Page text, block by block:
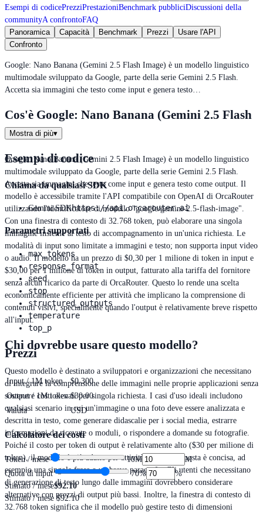
Esempi di codicePrezziPrestazioniBenchmark pubbliciDiscussioni della
communityA confrontoFAQ
Panoramica
Capacità Benchmark Prezzi
Usare l'API
Confronto
Google: Nano Banana (Gemini 2.5 Flash Image) è un modello linguistico
multimodale sviluppato da Google, parte della serie Gemini 2.5 Flash.
Accetta sia immagini che testo come input e genera testo…
Cos'è Google: Nano Banana (Gemini 2.5 Flash
Image)?
Google: Nano Banana (Gemini 2.5 Flash Image) è un modello linguistico
multimodale sviluppato da Google, parte della serie Gemini 2.5 Flash.
Accetta sia immagini che testo come input e genera testo come output. Il
modello è accessibile tramite l'API compatibile con OpenAI di OrcaRouter
utilizzando l'identificatore di modello "google/gemini-2.5-flash-image".
Con una finestra di contesto di 32.768 token, può elaborare una singola
immagine insieme al testo di accompagnamento in un'unica richiesta. Le
modalità di input sono limitate a immagini e testo; non supporta input video
o audio. Il modello ha un prezzo di $0,30 per 1 milione di token in input e
$30,00 per 1 milione di token in output, fatturato alla tariffa del fornitore
senza alcun ricarico da parte di OrcaRouter. Questo lo rende una scelta
economicamente efficiente per attività che implicano la comprensione di
contenuti visivi, specialmente quando l'output è relativamente breve rispetto
all'input.
Chi dovrebbe usare questo modello?
Questo modello è destinato a sviluppatori e organizzazioni che necessitano
di integrare la comprensione delle immagini nelle proprie applicazioni senza
sostenere costi elevati per singola richiesta. I casi d'uso ideali includono
qualsiasi scenario in cui un'immagine o una foto deve essere analizzata e
descritta in testo, come generare didascalie per i social media, estrarre
informazioni da ricevute o moduli, o rispondere a domande su fotografie.
Poiché il costo per token di output è relativamente alto ($30 per milione di
token), il modello è più adatto per attività in cui la risposta è concisa, ad
esempio una singola frase o un breve paragrafo. Gli utenti che necessitano
di generazione di testo lungo dalle immagini dovrebbero considerare
alternative con prezzi di output più bassi. Inoltre, la finestra di contesto di
32.768 token significa che il modello può gestire testo di dimensioni
Mostra di più▾
Esempi di codice
Chiama da qualsiasi SDK
Gemini SDKhttps://api.orcarouter.ai
Parametri supportati
max_tokens
response_format
seed
stop
structured_outputs
temperature
top_p
Prezzi
Input / 1M token
$0.300
Output / 1M token $30.00
Valuta
USD
Calcolatore dei costi
Token / mese 10M
M
Quota di input
70%
%
Stimato / mese$92.10
Stimato / mese $92.10